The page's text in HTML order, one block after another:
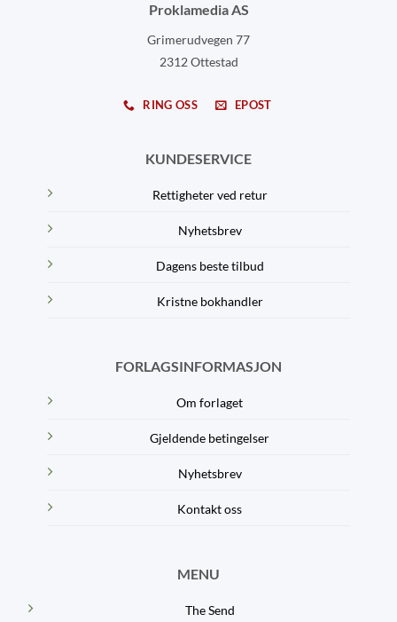
Proklamedia AS
Grimerudvegen 77
2312 Ottestad
RING OSS EPOST
KUNDESERVICE
Rettigheter ved retur
Nyhetsbrev
Dagens beste tilbud
Kristne bokhandler
FORLAGSINFORMASJON
Om forlaget
Gjeldende betingelser
Nyhetsbrev
Kontakt oss
MENU
The Send